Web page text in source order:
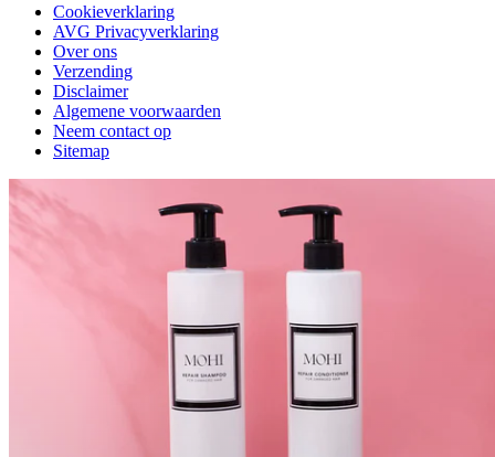
Cookieverklaring
AVG Privacyverklaring
Over ons
Verzending
Disclaimer
Algemene voorwaarden
Neem contact op
Sitemap